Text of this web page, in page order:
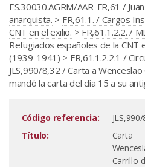
ES.30030.AGRM/AAR-FR,61 /
anarquista. > FR,61.1. / Cargos
CNT en el exilio. > FR,61.1.2.2. /
Refugiados españoles de la CNT
(1939-1941) > FR,61.1.2.2.1 /
JLS,990/8,32 / Carta a
mandó la carta del día 15 a su
Código referencia:
Título:
Carrillo